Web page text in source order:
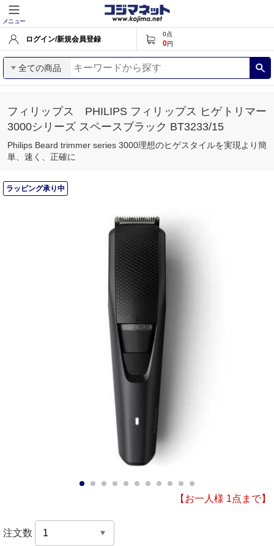
メニュー
ログイン/新規会員登録
0点
0円
全ての商品
フィリップス PHILIPS フィリップス ヒゲトリマー
3000シリーズ スペースブラック BT3233/15
Philips Beard trimmer series 3000理想のヒゲスタイルを実現より簡
単、速く、正確に
ラッピング承り中
10
【お一人様 1点まで】
注文数